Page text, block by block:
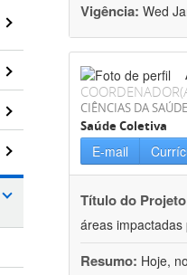
Vigência: Wed
CIÊNCIAS DA SAÚDE
Saúde Coletiva
E-mail
Título do
áreas
Resumo: Hoje,